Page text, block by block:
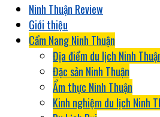
Ninh Thuận Review
Giới thiệu
Cẩm Nang Ninh Thuận
Địa điểm du lịch Ninh
Đặc sản Ninh Thuận
Ẩm thực Ninh Thuận
Kinh nghiệm du lịch Ninh